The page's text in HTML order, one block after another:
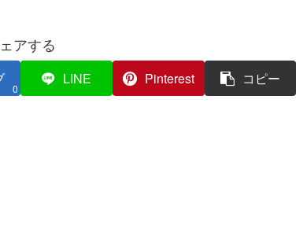
アする
0
LINE Pinterest コピー